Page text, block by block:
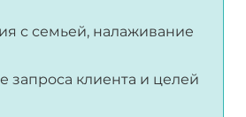
с семьей, налаживание
запроса клиента и целей